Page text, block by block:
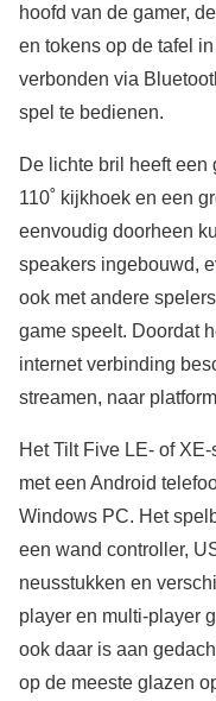
hoofd van de gamer,
en tokens op de tafel
verbonden via
spel te bedienen.
De lichte bril heeft een
110˚ kijkhoek en een
eenvoudig doorheen
speakers ingebouwd,
ook met andere
game speelt. Doordat
internet verbinding
streamen, naar
Het Tilt Five LE- of
met een Android
Windows PC. Het
een wand controller,
neusstukken en
player en multi-player
ook daar is aan
op de meeste glazen